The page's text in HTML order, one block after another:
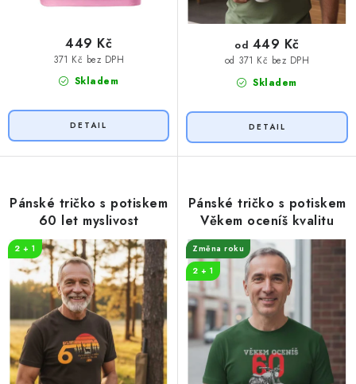
Skladem
371 Kč bez DPH
449 Kč
Skladem
od 371 Kč bez DPH
od 449 Kč
Pánské tričko s potiskem
60 let myslivost
2 + 1
Pánské tričko s potiskem
Věkem oceníš kvalitu
Změna roku
2 + 1